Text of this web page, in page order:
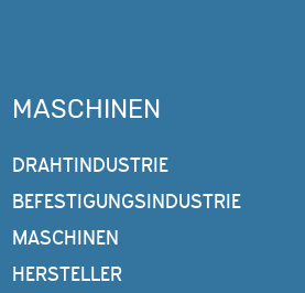
MASCHINEN
DRAHTINDUSTRIE
BEFESTIGUNGSINDUSTRIE
MASCHINEN
HERSTELLER